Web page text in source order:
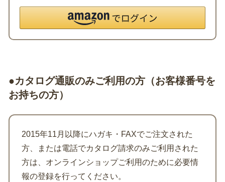
●カタログ通販のみご利用の方（お客様番号を
お持ちの方）
2015年11月以降にハガキ・FAXでご注文された
方、または電話でカタログ請求のみご利用された
方は、オンラインショップご利用のために必要情
報の登録を行ってください。